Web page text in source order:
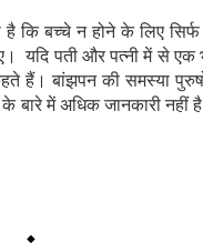
कि बच्चे न होने के लिए
यदि पती और पत्नी में से
हैं। बांझपन की समस्या
बारे में अधिक जानकारी